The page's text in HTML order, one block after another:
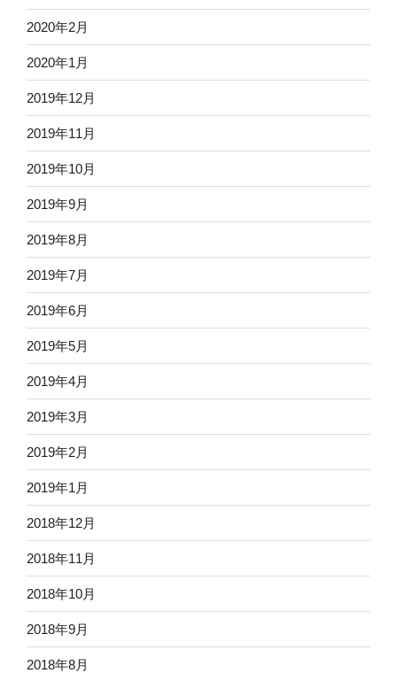
2020年2月
2020年1月
2019年12月
2019年11月
2019年10月
2019年9月
2019年8月
2019年7月
2019年6月
2019年5月
2019年4月
2019年3月
2019年2月
2019年1月
2018年12月
2018年11月
2018年10月
2018年9月
2018年8月